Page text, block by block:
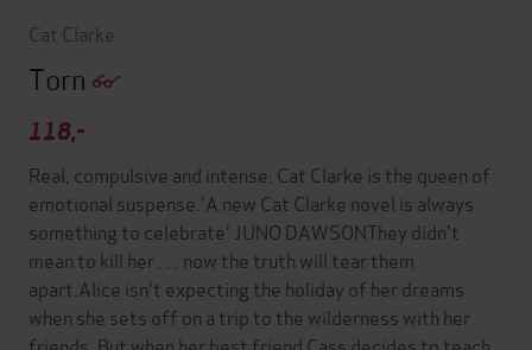
Cat Clarke
Torn
118,-
Real, compulsive and intense: Cat Clarke is the queen of
emotional suspense.'A new Cat Clarke novel is always
something to celebrate' JUNO DAWSONThey didn't
mean to kill her . . . now the truth will tear them
apart.Alice isn't expecting the holiday of her dreams
when she sets off on a trip to the wilderness with her